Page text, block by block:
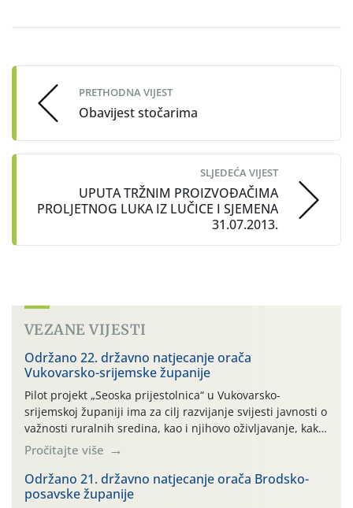
navigation
PRETHODNA VIJEST
Obavijest stočarima
SLJEDEĆA VIJEST
UPUTA TRŽNIM PROIZVOĐAČIMA
PROLJETNOG LUKA IZ LUČICE I SJEMENA
31.07.2013.
VEZANE VIJESTI
Održano 22. državno natjecanje orača
Vukovarsko-srijemske županije
Pilot projekt „Seoska prijestolnica“ u Vukovarsko-
srijemskoj županiji ima za cilj razvijanje svijesti javnosti o
važnosti ruralnih sredina, kao i njihovo oživljavanje, kako
bi se pokrenule: društvene, gospodarske, kulturne i
sportske aktivnosti kojima se može pokazati sva ljepota i
bogatstvo, ali i snaga opstanka u ovom kraju za koji smo
nerazdvojivo vezani. Ove 2026. godine tu […]
Pročitajte više
Održano 21. državno natjecanje orača Brodsko-
posavske županije